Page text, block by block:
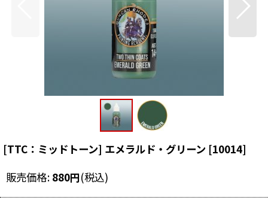
[TTC：ミッドトーン] エメラルド・グリーン [10014]
販売価格: 880円(税込)